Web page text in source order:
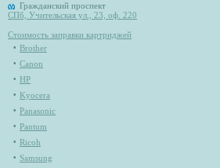
Гражданский проспект
СПб, Учительская ул., 23, оф. 220
Стоимость заправки картриджей
Brother
Canon
HP
Kyocera
Panasonic
Pantum
Ricoh
Samsung